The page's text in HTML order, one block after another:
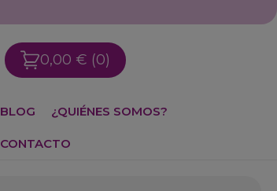
0,00 € (0)
BLOG ¿QUIÉNES SOMOS?
CONTACTO